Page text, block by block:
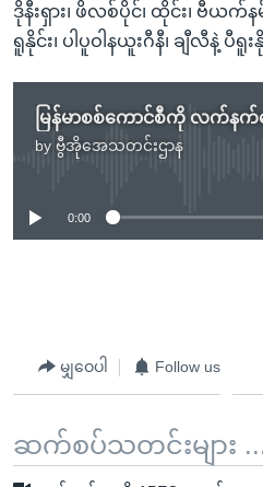
ဒိုနီးရှား၊ ဖိလစ်ပိုင်၊ ထိုင်း၊ ဗီယက်န
ရူနိုင်း၊ ပါပူဝါနယူးဂီနီ၊ ချီလီနဲ့ ပီ
by ဗွီအိုအေသတင်းဌာန
No media source
0:00
မျှဝေပါ Follow us
ဆက်စပ်သတင်းများ